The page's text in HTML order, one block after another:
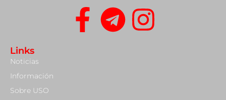
Links
Noticias
Información
Sobre USO